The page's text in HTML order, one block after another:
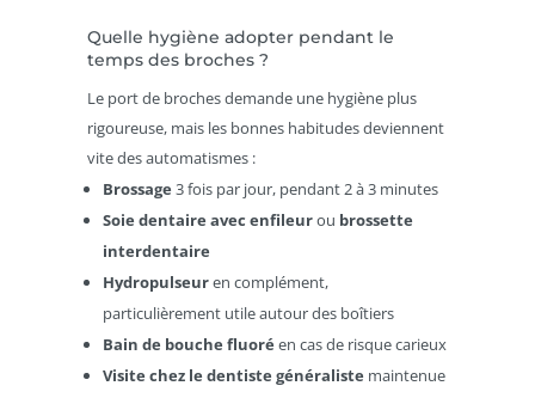
Quelle hygiène adopter pendant le
temps des broches ?
Le port de broches demande une hygiène plus
rigoureuse, mais les bonnes habitudes deviennent
vite des automatismes :
Brossage 3 fois par jour, pendant 2 à 3 minutes
Soie dentaire avec enfileurou brossette
interdentaire
Hydropulseuren complément,
particulièrement utile autour des boîtiers
Bain de bouche fluoré en cas de risque carieux
Visite chez le dentiste généraliste maintenue